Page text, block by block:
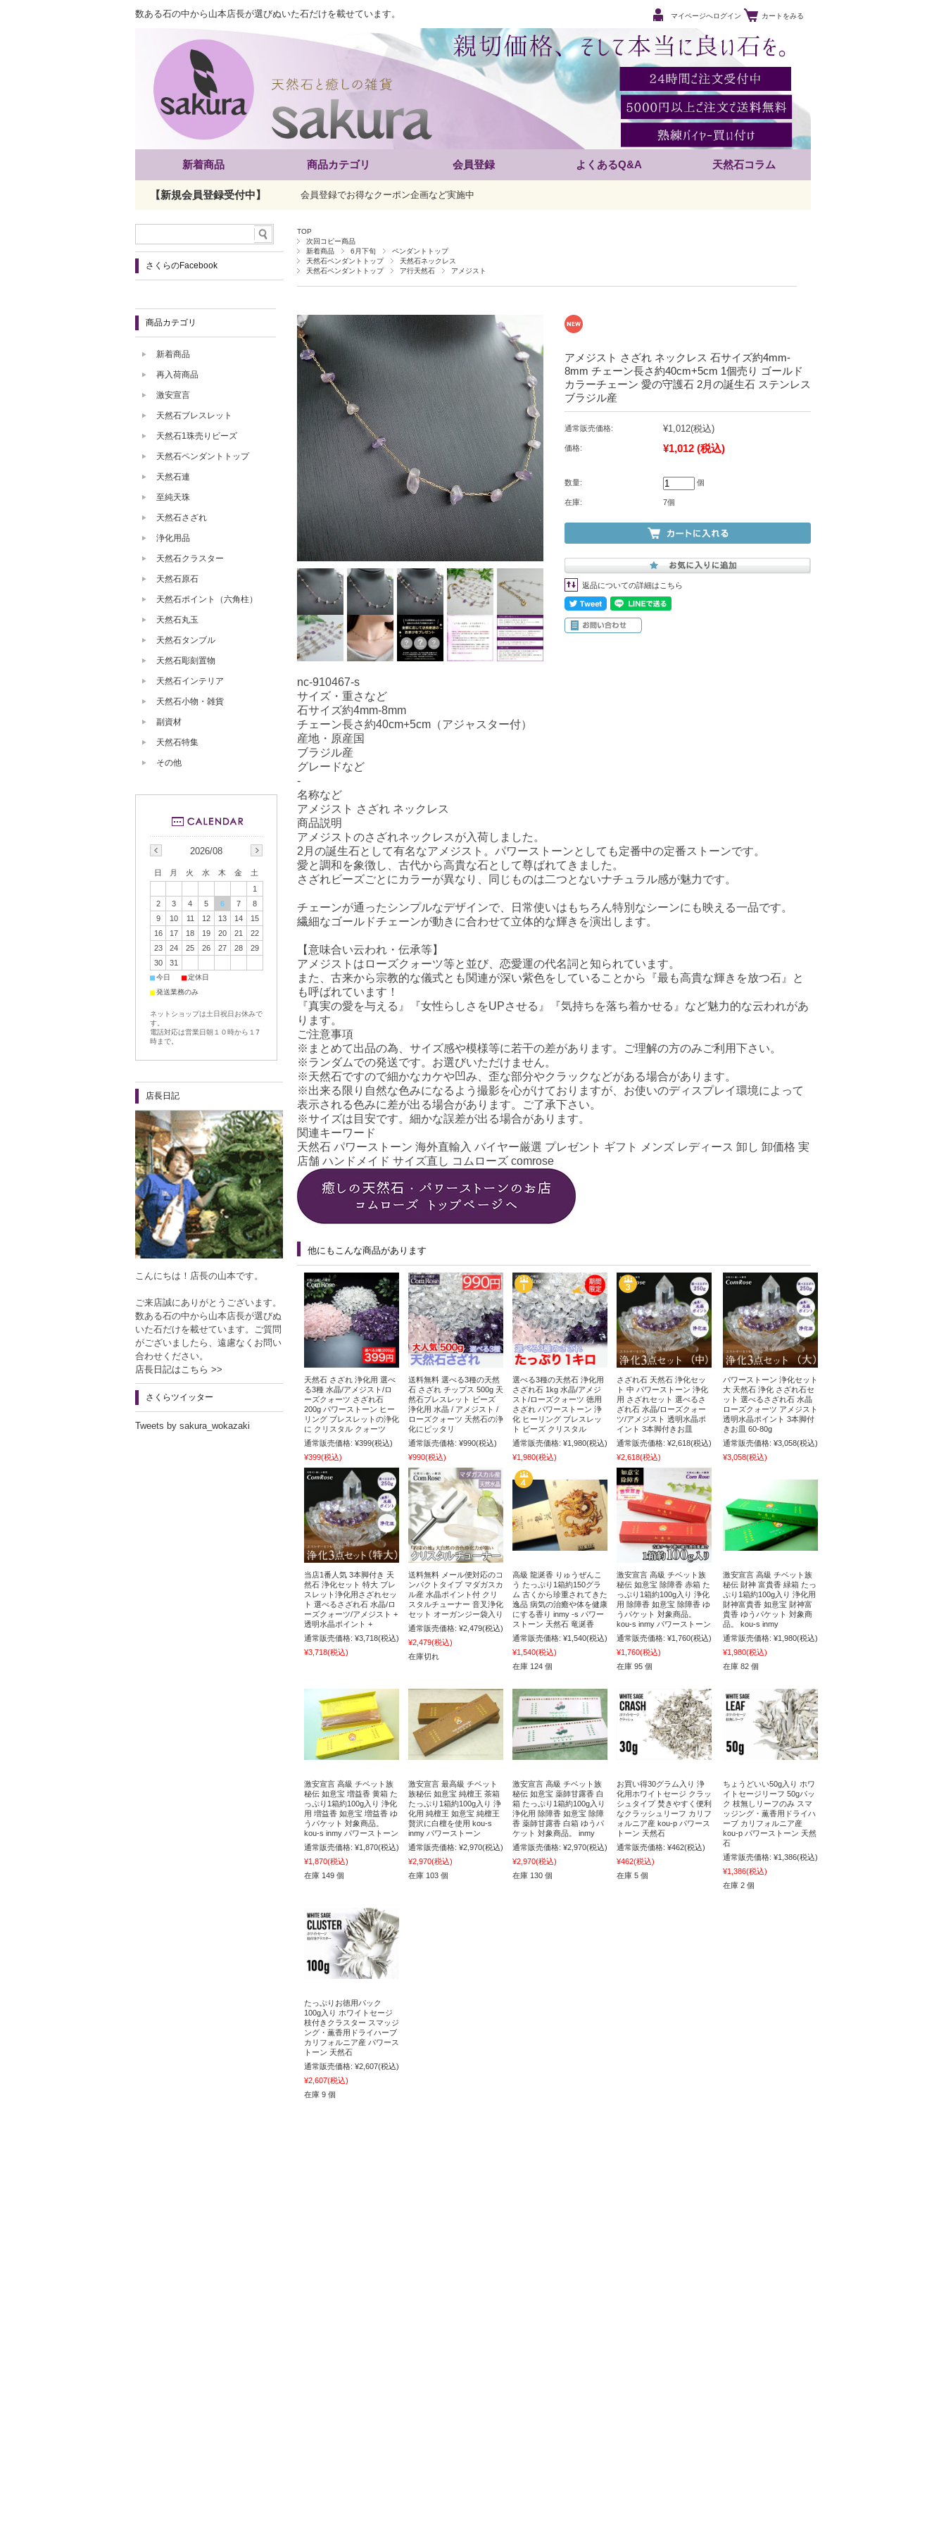
数ある石の中から山本店長が選びぬいた石だけを載せています。 マイページへログイン カートをみる
新着商品 商品カテゴリ 会員登録 よくあるQ&A 天然石コラム
【新規会員登録受付中】 会員登録でお得なクーポン企画など実施中
TOP
次回コピー商品
新着商品
6月下旬
ペンダントトップ
天然石ペンダントトップ
天然石ネックレス
天然石ペンダントトップ
ア行天然石 アメジスト
アメジスト さざれ ネックレス 石サイズ約4mm-
8mm チェーン長さ約40cm+5cm 1個売り ゴールド
カラーチェーン 愛の守護石 2月の誕生石 ステンレス
ブラジル産
通常販売価格: ¥1,012(税込)
価格: ¥1,012 (税込)
数量: 個
在庫: 7個
返品についての詳細はこちら
nc-910467-s
サイズ・重さなど
石サイズ約4mm-8mm
チェーン長さ約40cm+5cm（アジャスター付）
産地・原産国
ブラジル産
グレードなど
-
名称など
アメジスト さざれ ネックレス
商品説明
アメジストのさざれネックレスが入荷しました。
2月の誕生石として有名なアメジスト。パワーストーンとしても定番中の定番ストーンです。
愛と調和を象徴し、古代から高貴な石として尊ばれてきました。
さざれビーズごとにカラーが異なり、同じものは二つとないナチュラル感が魅力です。
チェーンが通ったシンプルなデザインで、日常使いはもちろん特別なシーンにも映える一品です。
繊細なゴールドチェーンが動きに合わせて立体的な輝きを演出します。
【意味合い云われ・伝承等】
アメジストはローズクォーツ等と並び、恋愛運の代名詞と知られています。
また、古来から宗教的な儀式とも関連が深い紫色をしていることから『最も高貴な輝きを放つ石』と
も呼ばれています！
『真実の愛を与える』『女性らしさをUPさせる』『気持ちを落ち着かせる』など魅力的な云われがあ
ります。
ご注意事項
※まとめて出品の為、サイズ感や模様等に若干の差があります。ご理解の方のみご利用下さい。
※ランダムでの発送です。お選びいただけません。
※天然石ですので細かなカケや凹み、歪な部分やクラックなどがある場合があります。
※出来る限り自然な色みになるよう撮影を心がけておりますが、お使いのディスプレイ環境によって
表示される色みに差が出る場合があります。ご了承下さい。
※サイズは目安です。細かな誤差が出る場合があります。
関連キーワード
天然石 パワーストーン 海外直輸入 バイヤー厳選 プレゼント ギフト メンズ レディース 卸し 卸価格 実
店舗 ハンドメイド サイズ直し コムローズ comrose
他にもこんな商品があります
天然石 さざれ 浄化用 選べ
る3種 水晶/アメジスト/ロ
ーズクォーツ さざれ石
200g パワーストーン ヒー
リング ブレスレットの浄化
に クリスタル クォーツ
通常販売価格: ¥399(税込)
¥399(税込)
送料無料 選べる3種の天然
石 さざれ チップス 500g 天
然石ブレスレット ビーズ
浄化用 水晶 / アメジスト /
ローズクォーツ 天然石の浄
化にピッタリ
通常販売価格: ¥990(税込)
¥990(税込)
選べる3種の天然石 浄化用
さざれ石 1kg 水晶/アメジ
スト/ローズクォーツ 徳用
さざれ パワーストーン 浄
化 ヒーリング ブレスレッ
ト ビーズ クリスタル
通常販売価格: ¥1,980(税込)
¥1,980(税込)
さざれ石 天然石 浄化セッ
ト 中 パワーストーン 浄化
用 さざれセット 選べるさ
ざれ石 水晶/ローズクォー
ツ/アメジスト 透明水晶ポ
イント 3本脚付きお皿
通常販売価格: ¥2,618(税込)
¥2,618(税込)
パワーストーン 浄化セット
大 天然石 浄化 さざれ石セ
ット 選べるさざれ石 水晶
ローズクォーツ アメジスト
透明水晶ポイント 3本脚付
きお皿 60-80g
通常販売価格: ¥3,058(税込)
¥3,058(税込)
当店1番人気 3本脚付き 天
然石 浄化セット 特大 ブレ
スレット浄化用さざれセッ
ト 選べるさざれ石 水晶/ロ
ーズクォーツ/アメジスト +
透明水晶ポイント +
通常販売価格: ¥3,718(税込)
¥3,718(税込)
送料無料 メール便対応のコ
ンパクトタイプ マダガスカ
ル産 水晶ポイント付 クリ
スタルチューナー 音叉浄化
セット オーガンジー袋入り
通常販売価格: ¥2,479(税込)
¥2,479(税込)
在庫切れ
高級 龍涎香 りゅうぜんこ
う たっぷり1箱約150グラ
ム 古くから珍重されてきた
逸品 病気の治癒や体を健康
にする香り inmy -s パワー
ストーン 天然石 竜涎香
通常販売価格: ¥1,540(税込)
¥1,540(税込)
在庫 124 個
激安宣言 高級 チベット族
秘伝 如意宝 除障香 赤箱 た
っぷり1箱約100g入り 浄化
用 除障香 如意宝 除障香 ゆ
うパケット 対象商品。
kou-s inmy パワーストーン
通常販売価格: ¥1,760(税込)
¥1,760(税込)
在庫 95 個
激安宣言 高級 チベット族
秘伝 財神 富貴香 緑箱 たっ
ぷり1箱約100g入り 浄化用
財神富貴香 如意宝 財神富
貴香 ゆうパケット 対象商
品。 kou-s inmy
通常販売価格: ¥1,980(税込)
¥1,980(税込)
在庫 82 個
激安宣言 高級 チベット族
秘伝 如意宝 増益香 黄箱 た
っぷり1箱約100g入り 浄化
用 増益香 如意宝 増益香 ゆ
うパケット 対象商品。
kou-s inmy パワーストーン
通常販売価格: ¥1,870(税込)
¥1,870(税込)
在庫 149 個
激安宣言 最高級 チベット
族秘伝 如意宝 純檀王 茶箱
たっぷり1箱約100g入り 浄
化用 純檀王 如意宝 純檀王
贅沢に白檀を使用 kou-s
inmy パワーストーン
通常販売価格: ¥2,970(税込)
¥2,970(税込)
在庫 103 個
激安宣言 高級 チベット族
秘伝 如意宝 薬師甘露香 白
箱 たっぷり1箱約100g入り
浄化用 除障香 如意宝 除障
香 薬師甘露香 白箱 ゆうパ
ケット 対象商品。 inmy
通常販売価格: ¥2,970(税込)
¥2,970(税込)
在庫 130 個
お買い得30グラム入り 浄
化用ホワイトセージ クラッ
シュタイプ 焚きやすく便利
なクラッシュリーフ カリフ
ォルニア産 kou-p パワース
トーン 天然石
通常販売価格: ¥462(税込)
¥462(税込)
在庫 5 個
ちょうどいい50g入り ホワ
イトセージリーフ 50gパッ
ク 枝無しリーフのみ スマ
ッジング・薫香用ドライハ
ーブ カリフォルニア産
kou-p パワーストーン 天然
石
通常販売価格: ¥1,386(税込)
¥1,386(税込)
在庫 2 個
たっぷりお徳用パック
100g入り ホワイトセージ
枝付きクラスター スマッジ
ング・薫香用ドライハーブ
カリフォルニア産 パワース
トーン 天然石
通常販売価格: ¥2,607(税込)
¥2,607(税込)
在庫 9 個
さくらのFacebook
商品カテゴリ
新着商品
再入荷商品
激安宣言
天然石ブレスレット
天然石1珠売りビーズ
天然石ペンダントトップ
天然石連
至純天珠
天然石さざれ
浄化用品
天然石クラスター
天然石原石
天然石ポイント（六角柱）
天然石丸玉
天然石タンブル
天然石彫刻置物
天然石インテリア
天然石小物・雑貨
副資材
天然石特集
その他
2026/08
日 月 火 水 木 金
土
1
2
3 4 5 6 7
8
9
10 11 12 13 14
15
16
17 18 19 20 21
22
23
24 25 26 27 28
29
30
31
■今日 ■定休日
■発送業務のみ
ネットショップは土日祝日お休みで
す。
電話対応は営業日朝１０時から１7
時まで。
店長日記
こんにちは！店長の山本です。
ご来店誠にありがとうございます。
数ある石の中から山本店長が選びぬ
いた石だけを載せています。ご質問
がございましたら、遠慮なくお問い
合わせください。
店長日記はこちら >>
さくらツイッター
Tweets by sakura_wokazaki